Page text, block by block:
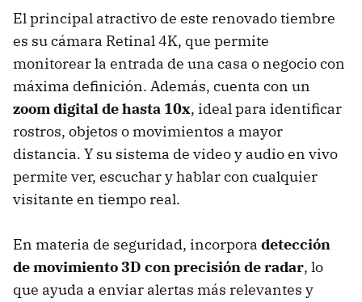
El principal atractivo de este renovado tiembre
es su cámara Retinal 4K, que permite
monitorear la entrada de una casa o negocio con
máxima definición. Además, cuenta con un
zoom digital de hasta 10x, ideal para identificar
rostros, objetos o movimientos a mayor
distancia. Y su sistema de video y audio en vivo
permite ver, escuchar y hablar con cualquier
visitante en tiempo real.
En materia de seguridad, incorpora detección
de movimiento 3D con precisión de radar, lo
que ayuda a enviar alertas más relevantes y